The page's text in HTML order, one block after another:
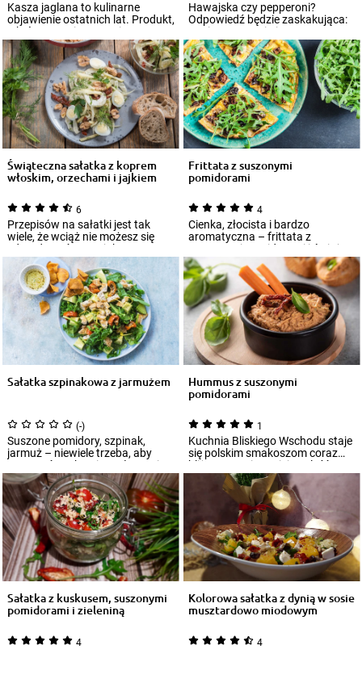
Kasza jaglana to kulinarne
objawienie ostatnich lat. Produkt,
o którym napisano tysiące
publikacj...
Hawajska czy pepperoni?
Odpowiedź będzie zaskakująca:
Dyniowa! Brzmi nieco
egzotycznie? Może i ta...
Świąteczna sałatka z koprem
włoskim, orzechami i jajkiem
6
Przepisów na sałatki jest tak
wiele, że wciąż nie możesz się
zdecydować na to, jaką
przygotujesz...
Frittata z suszonymi
pomidorami
4
Cienka, złocista i bardzo
aromatyczna – frittata z
suszonymi pomidorami i świeżą
rukolą to przepy...
Sałatka szpinakowa z jarmużem
(-)
Suszone pomidory, szpinak,
jarmuż – niewiele trzeba, aby
stworzyć znakomite połączenia
smaków. Co...
Hummus z suszonymi
pomidorami
1
Kuchnia Bliskiego Wschodu staje
się polskim smakoszom coraz…
bliższa! Da się w niej znaleźć
wiele...
Sałatka z kuskusem, suszonymi
pomidorami i zieleniną
4
Kolorowa sałatka z dynią w sosie
musztardowo miodowym
4